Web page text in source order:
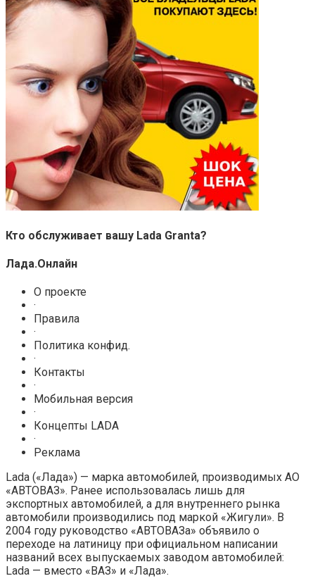
Кто обслуживает вашу Lada Granta?
Лада.Онлайн
О проекте
·
Правила
·
Политика конфид.
·
Контакты
·
Мобильная версия
·
Концепты LADA
·
Реклама
Lada («Лада») — марка автомобилей, производимых АО
«АВТОВАЗ». Ранее использовалась лишь для
экспортных автомобилей, а для внутреннего рынка
автомобили производились под маркой «Жигули». В
2004 году руководство «АВТОВАЗа» объявило о
переходе на латиницу при официальном написании
названий всех выпускаемых заводом автомобилей:
Lada — вместо «ВАЗ» и «Лада».